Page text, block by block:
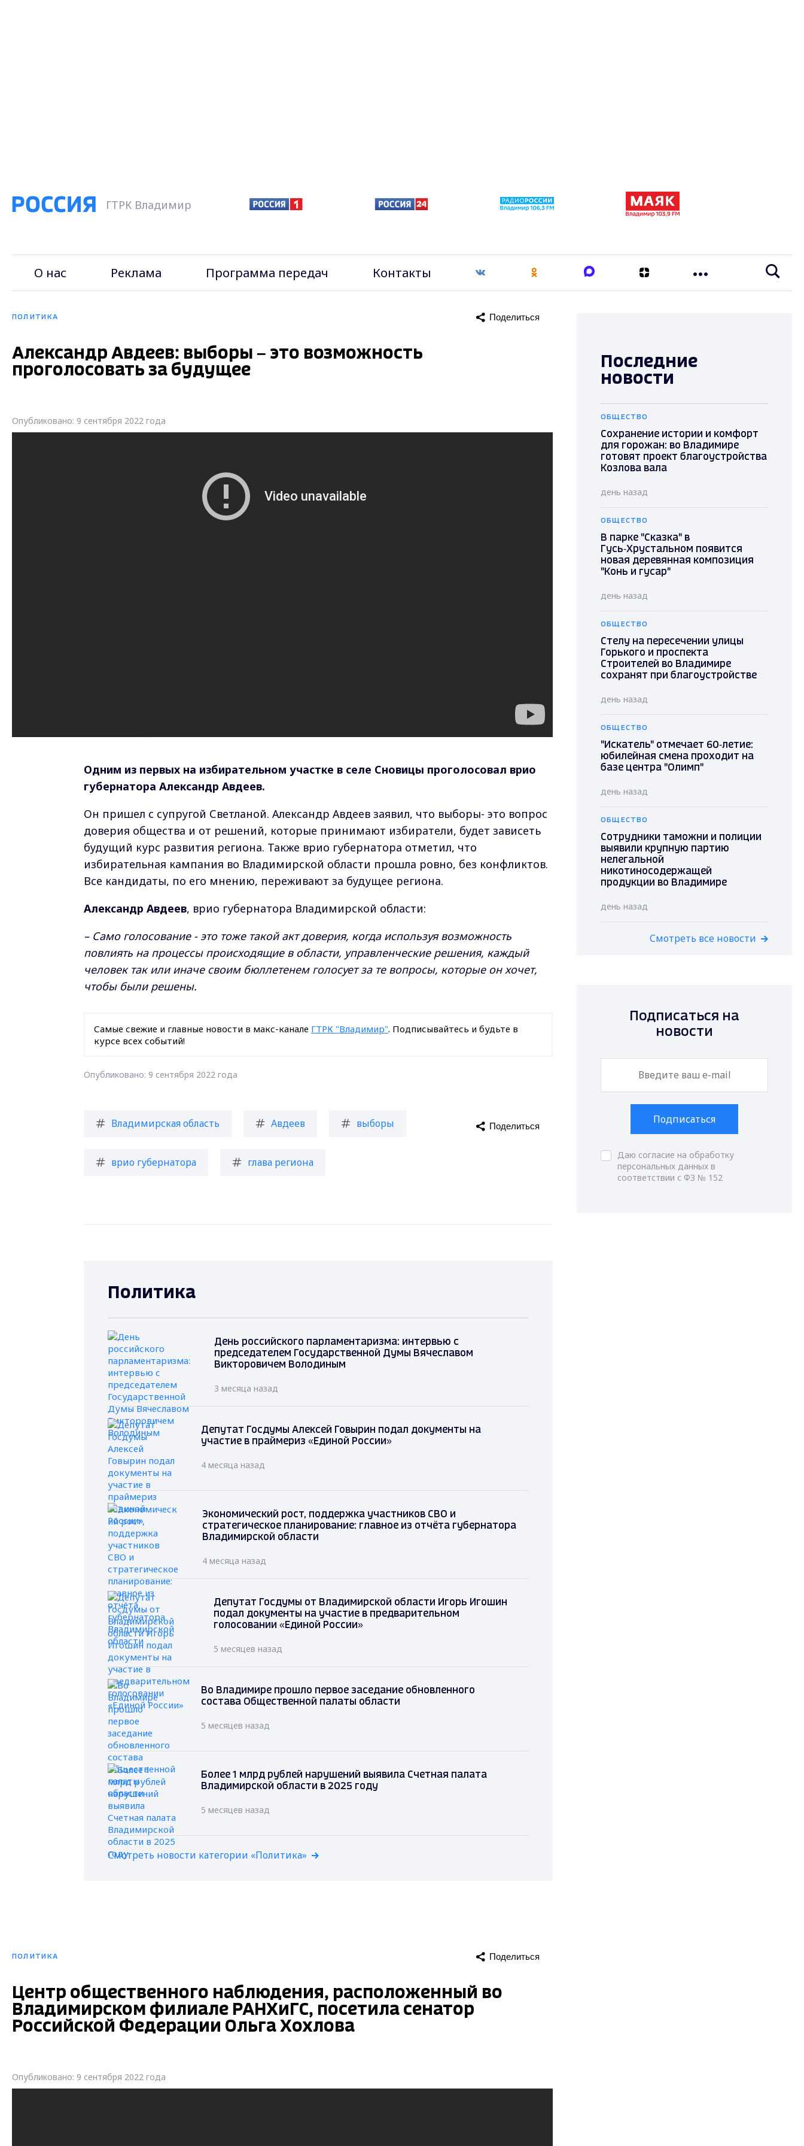
ГТРК Владимир
О нас Реклама Программа передач Контакты
ПОЛИТИКА Поделиться
Александр Авдеев: выборы – это возможность
проголосовать за будущее
Опубликовано: 9 сентября 2022 года
Одним из первых на избирательном участке в селе Сновицы проголосовал врио
губернатора Александр Авдеев.
Он пришел с супругой Светланой. Александр Авдеев заявил, что выборы- это вопрос
доверия общества и от решений, которые принимают избиратели, будет зависеть
будущий курс развития региона. Также врио губернатора отметил, что
избирательная кампания во Владимирской области прошла ровно, без конфликтов.
Все кандидаты, по его мнению, переживают за будущее региона.
Александр Авдеев, врио губернатора Владимирской области:
– Само голосование - это тоже такой акт доверия, когда используя возможность
повлиять на процессы происходящие в области, управленческие решения, каждый
человек так или иначе своим бюллетенем голосует за те вопросы, которые он хочет,
чтобы были решены.
Самые свежие и главные новости в макс-канале ГТРК "Владимир". Подписывайтесь и будьте в
курсе всех событий!
Опубликовано: 9 сентября 2022 года
Владимирская область Авдеев выборы
врио губернатора глава региона
Поделиться
Политика
День российского парламентаризма: интервью с
председателем Государственной Думы Вячеславом
Викторовичем Володиным
3 месяца назад
Депутат Госдумы Алексей Говырин подал документы на
участие в праймериз «Единой России»
4 месяца назад
Экономический рост, поддержка участников СВО и
стратегическое планирование: главное из отчёта губернатора
Владимирской области
4 месяца назад
Депутат Госдумы от Владимирской области Игорь Игошин
подал документы на участие в предварительном
голосовании «Единой России»
5 месяцев назад
Во Владимире прошло первое заседание обновленного
состава Общественной палаты области
5 месяцев назад
Более 1 млрд рублей нарушений выявила Счетная палата
Владимирской области в 2025 году
5 месяцев назад
Смотреть новости категории «Политика»
ПОЛИТИКА Поделиться
Центр общественного наблюдения, расположенный во
Владимирском филиале РАНХиГС, посетила сенатор
Российской Федерации Ольга Хохлова
Опубликовано: 9 сентября 2022 года
Последние
новости
ОБЩЕСТВО
Сохранение истории и комфорт
для горожан: во Владимире
готовят проект благоустройства
Козлова вала
день назад
ОБЩЕСТВО
В парке "Сказка" в
Гусь‑Хрустальном появится
новая деревянная композиция
"Конь и гусар"
день назад
ОБЩЕСТВО
Стелу на пересечении улицы
Горького и проспекта
Строителей во Владимире
сохранят при благоустройстве
день назад
ОБЩЕСТВО
"Искатель" отмечает 60‑летие:
юбилейная смена проходит на
базе центра "Олимп"
день назад
ОБЩЕСТВО
Сотрудники таможни и полиции
выявили крупную партию
нелегальной
никотиносодержащей
продукции во Владимире
день назад
Смотреть все новости
Подписаться на
новости
Подписаться
Даю согласие на обработку
персональных данных в
соответствии с ФЗ № 152